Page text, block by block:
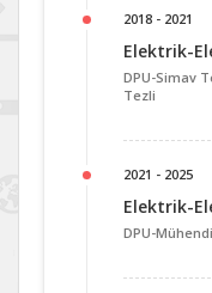
2018 - 2021
Elektrik-
DPU-Simav
Tezli
2021 - 2025
Elektrik-
DPU-